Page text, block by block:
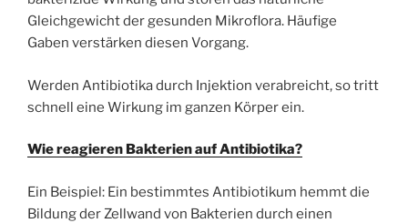
Gleichgewicht der gesunden Mikroflora. Häufige
Gaben verstärken diesen Vorgang.
Werden Antibiotika durch Injektion verabreicht, so tritt
schnell eine Wirkung im ganzen Körper ein.
Wie reagieren Bakterien auf Antibiotika?
Ein Beispiel: Ein bestimmtes Antibiotikum hemmt die
Bildung der Zellwand von Bakterien durch einen